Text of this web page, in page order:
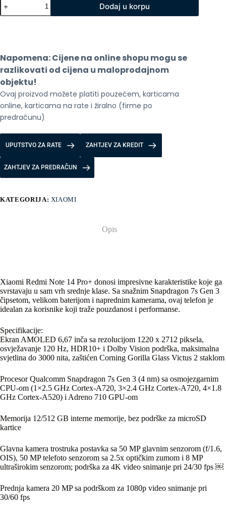
Redmi
Note
12/512
GB
Midnight
Black
količina
Dodaj u korpu
Napomena: Cijene na online shopu mogu se
razlikovati od cijena u maloprodajnom
objektu!
Ovaj proizvod možete platiti pouzećem, karticama
online, karticama na rate i žiralno (firme po
predračunu)
UPUTSTVO ZA RATE ZAHTJEV ZA KREDIT
ZAHTJEV ZA PREDRAČUN
KATEGORIJA: XIAOMI
Opis
Xiaomi Redmi Note 14 Pro+ donosi impresivne karakteristike koje ga
svrstavaju u sam vrh srednje klase. Sa snažnim Snapdragon 7s Gen 3
čipsetom, velikom baterijom i naprednim kamerama, ovaj telefon je
idealan za korisnike koji traže pouzdanost i performanse.
Specifikacije:
Ekran AMOLED 6,67 inča sa rezolucijom 1220 x 2712 piksela,
osvježavanje 120 Hz, HDR10+ i Dolby Vision podrška, maksimalna
svjetlina do 3000 nita, zaštićen Corning Gorilla Glass Victus 2 staklom
Procesor Qualcomm Snapdragon 7s Gen 3 (4 nm) sa osmojezgarnim
CPU-om (1×2.5 GHz Cortex-A720, 3×2.4 GHz Cortex-A720, 4×1.8
GHz Cortex-A520) i Adreno 710 GPU-om
Memorija 12/512 GB interne memorije, bez podrške za microSD
kartice
Glavna kamera trostruka postavka sa 50 MP glavnim senzorom (f/1.6,
OIS), 50 MP telefoto senzorom sa 2.5x optičkim zumom i 8 MP
ultraširokim senzorom; podrška za 4K video snimanje pri 24/30 fps ￼
Prednja kamera 20 MP sa podrškom za 1080p video snimanje pri
30/60 fps